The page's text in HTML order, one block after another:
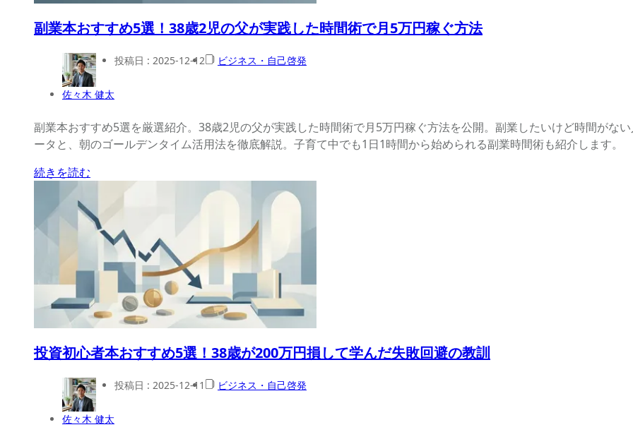
副業本おすすめ5選！38歳2児の父が実践した時間術で月5万円稼ぐ方法
佐々木 健太
投稿日 : 2025-12-12 ビジネス・自己啓発
副業本おすすめ5選を厳選紹介。38歳2児の父が実践した時間術で月5万円稼ぐ方法を公開。副業したいけど時間がな
ータと、朝のゴールデンタイム活用法を徹底解説。子育て中でも1日1時間から始められる副業時間術も紹介します。
続きを読む
投資初心者本おすすめ5選！38歳が200万円損して学んだ失敗回避の教訓
佐々木 健太
投稿日 : 2025-12-11 ビジネス・自己啓発